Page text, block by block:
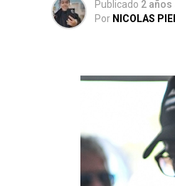
Publicado 2 años
Por NICOLAS